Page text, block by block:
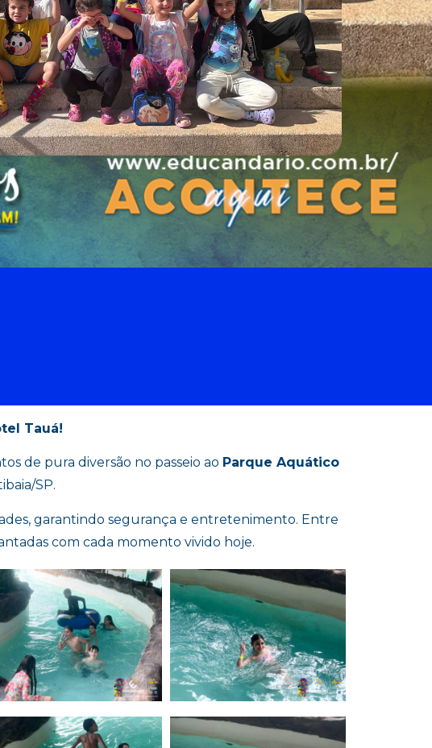
Tauá!
de pura diversão no passeio ao Parque Aquático
SP.
garantindo segurança e entretenimento. Entre
com cada momento vivido hoje.